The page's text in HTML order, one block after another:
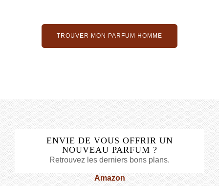
TROUVER MON PARFUM HOMME
ENVIE DE VOUS OFFRIR UN
NOUVEAU PARFUM ?
Retrouvez les derniers bons plans.
Amazon